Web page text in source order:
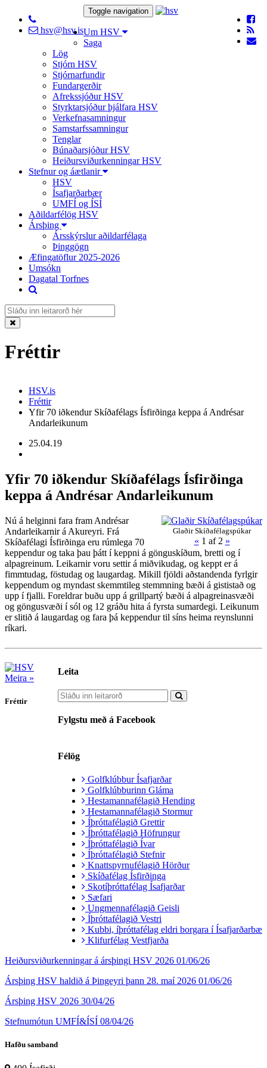
hsv@hsv.is
Toggle navigation
Um HSV
Saga
Lög
Stjórn HSV
Stjórnarfundir
Fundargerðir
Afrekssjóður HSV
Styrktarsjóður þjálfara HSV
Verkefnasamningur
Samstarfssamningur
Tenglar
Búnaðarsjóður HSV
Heiðursviðurkenningar HSV
Stefnur og áætlanir
HSV
Ísafjarðarbær
UMFÍ og ÍSÍ
Aðildarfélög HSV
Ársþing
Ársskýrslur aðildarfélaga
Þinggögn
Æfingatöflur 2025-2026
Umsókn
Dagatal Torfnes
Fréttir
HSV.is
Fréttir
Yfir 70 iðkendur Skíðafélags Ísfirðinga keppa á Andrésar
Andarleikunum
25.04.19
Yfir 70 iðkendur Skíðafélags Ísfirðinga
keppa á Andrésar Andarleikunum
Glaðir Skíðafélagspúkar
« 1 af 2 »
Nú á helginni fara fram Andrésar
Andarleikarnir á Akureyri. Frá
Skíðafélagi Ísfirðinga eru rúmlega 70
keppendur og taka þau þátt í keppni á gönguskíðum, bretti og í
alpagreinum. Leikarnir voru settir á miðvikudag, og keppt er á
fimmtudag, föstudag og laugardag. Mikill fjöldi aðstandenda fyrlgir
keppendum og myndast skemmtileg stemmning bæði á gististað og
upp í fjalli. Foreldrar buðu upp á grillpartý bæði á alpagreinasvæði
og göngusvæði í sól og 12 gráðu hita á fyrsta sumardegi. Leikunum
er slitið á laugardag og fara þá keppendur til síns heima reynslunni
ríkari.
Leita
Fylgstu með á Facebook
Félög
Golfklúbbur Ísafjarðar
Golfklúbburinn Gláma
Hestamannafélagið Hending
Hestamannafélagið Stormur
Íþróttafélagið Grettir
Íþróttafélagið Höfrungur
Íþróttafélagið Ívar
Íþróttafélagið Stefnir
Knattspyrnufélagið Hörður
Skíðafélag Ísfirðinga
Skotíþróttafélag Ísafjarðar
Sæfari
Ungmennafélagið Geisli
Íþróttafélagið Vestri
Kubbi, íþróttafélag eldri borgara í Ísafjarðarbæ
Klifurfélag Vestfjarða
Meira »
Fréttir
Heiðursviðurkenningar á ársþingi HSV 2026 01/06/26
Ársþing HSV haldið á Þingeyri þann 28. maí 2026 01/06/26
Ársþing HSV 2026 30/04/26
Stefnumótun UMFÍ&ÍSÍ 08/04/26
Hafðu samband